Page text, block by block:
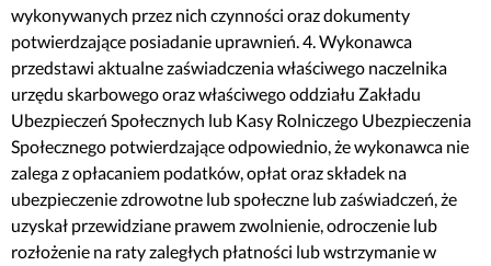
wykonywanych przez nich czynności oraz dokumenty
potwierdzające posiadanie uprawnień. 4. Wykonawca
przedstawi aktualne zaświadczenia właściwego naczelnika
urzędu skarbowego oraz właściwego oddziału Zakładu
Ubezpieczeń Społecznych lub Kasy Rolniczego Ubezpieczenia
Społecznego potwierdzające odpowiednio, że wykonawca nie
zalega z opłacaniem podatków, opłat oraz składek na
ubezpieczenie zdrowotne lub społeczne lub zaświadczeń, że
uzyskał przewidziane prawem zwolnienie, odroczenie lub
rozłożenie na raty zaległych płatności lub wstrzymanie w